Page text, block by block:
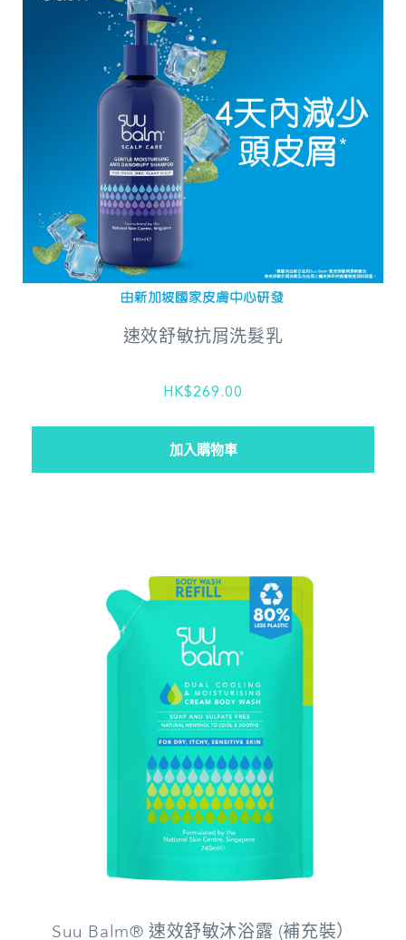
速效舒敏抗屑洗髮乳
HK$269.00
Suu Balm® 速效舒敏沐浴露 (補充裝）